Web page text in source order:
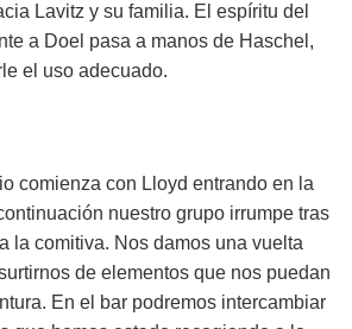
Lavitz y su familia. El espíritu del
a Doel pasa a manos de Haschel,
el uso adecuado.
comienza con Lloyd entrando en la
nuestro grupo irrumpe tras
la comitiva. Nos damos una vuelta
de elementos que nos puedan
En el bar podremos intercambiar